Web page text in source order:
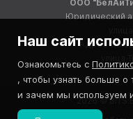
ООО
Юридический
Адрес
улица
2026 ©
Наш сайт
Ознакомьтесь с
, чтобы узнать больше
и зачем мы используем